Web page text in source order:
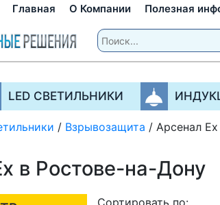
Главная О Компании Полезная
LED СВЕТИЛЬНИКИ
/ Взрывозащита / Арсенал Ex
в Ростове-на-Дону
Сортировать по: